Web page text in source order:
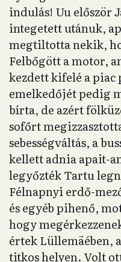
indulás! Uu először
integetett utánuk,
megtiltotta nekik,
Felbőgött a motor,
kezdett kifelé a
emelkedőjét pedig
bírta, de azért
sofőrt
sebességváltás, a
kellett adnia apait-
legyőzték Tartu
Félnapnyi erdő-
és egyéb pihenő,
hogy
értek Lüllemäében,
titkos helyen. Volt